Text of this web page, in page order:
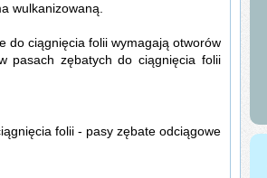
wulkanizowaną.
do ciągnięcia folii wymagają otworów
pasach zębatych do ciągnięcia folii
folii - pasy zębate odciągowe